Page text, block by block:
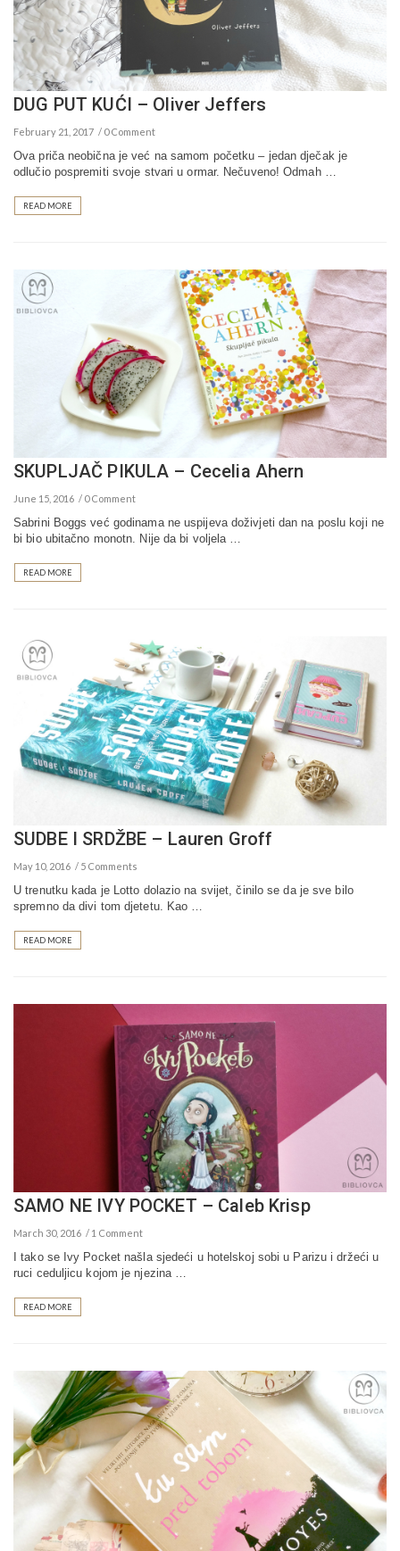
DUG PUT KUĆI – Oliver Jeffers
February 21, 2017 0 Comment
Ova priča neobična je već na samom početku – jedan dječak je
odlučio pospremiti svoje stvari u ormar. Nečuveno! Odmah …
READ MORE
SKUPLJAČ PIKULA – Cecelia Ahern
June 15, 2016 0 Comment
Sabrini Boggs već godinama ne uspijeva doživjeti dan na poslu koji ne
bi bio ubitačno monotn. Nije da bi voljela …
READ MORE
SUDBE I SRDŽBE – Lauren Groff
May 10, 2016 5 Comments
U trenutku kada je Lotto dolazio na svijet, činilo se da je sve bilo
spremno da divi tom djetetu. Kao …
READ MORE
SAMO NE IVY POCKET – Caleb Krisp
March 30, 2016 1 Comment
I tako se Ivy Pocket našla sjedeći u hotelskoj sobi u Parizu i držeći u
ruci ceduljicu kojom je njezina …
READ MORE